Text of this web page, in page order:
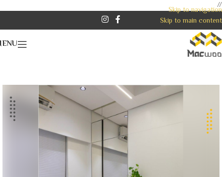
//
Skip to navigation
Skip to main content